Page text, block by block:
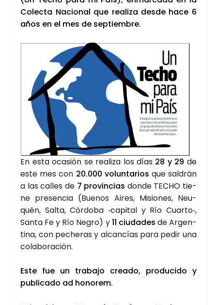
Colec­ta Nacio­nal que rea­li­za des­de hace 6
años en el mes de sep­tiem­bre.
En esta oca­sión se rea­li­za los días 28 y 29 de
este mes con 20.000 volun­ta­rios que sal­drán
a las calles de 7 pro­vin­cias don­de TECHO tie­
ne pre­sen­cia (Bue­nos Aires, Misio­nes, Neu­
quén, Sal­ta, Cór­do­ba ‑capi­tal y Río Cuarto‑,
San­ta Fe y Río Negro) y11 ciu­da­des de Argen­
ti­na, con peche­ras y alcan­cías para pedir una
cola­bo­ra­ción.
Este fue un tra­ba­jo crea­do, pro­du­ci­do y
publi­ca­do ad hono­rem.